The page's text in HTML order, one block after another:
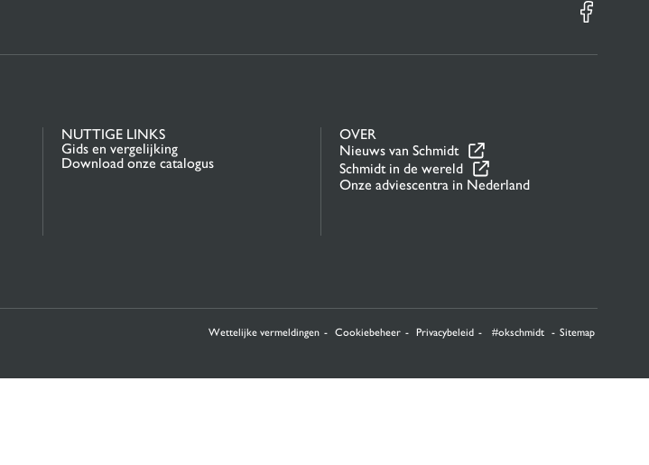
NUTTIGE LINKS
Gids en vergelijking
Download onze catalogus
OVER
Nieuws van Schmidt
Schmidt in de wereld
Onze adviescentra in Nederland
Wettelijke vermeldingen Cookiebeheer Privacybeleid #okschmidt Sitemap